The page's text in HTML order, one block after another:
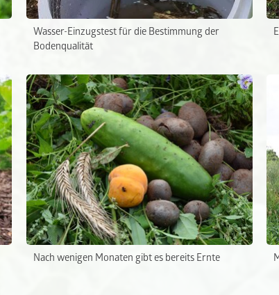
Wasser-Einzugstest für die Bestimmung der
Bodenqualität
Nach wenigen Monaten gibt es bereits Ernte